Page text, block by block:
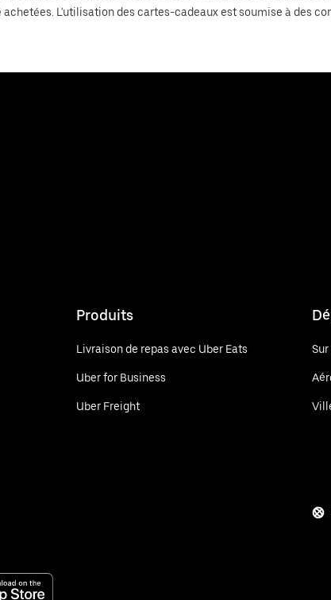
L'utilisation des cartes-cadeaux est soumise à des
Produits
Livraison de repas avec Uber Eats
Uber for Business
Uber Freight